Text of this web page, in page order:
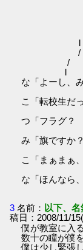
/ l
l l /`
l l_
/ l |
l |.│
/ |
/ l|
l l l
な「よーし、
こ「転校生だ
つ「フラグ？
み「旗ですか？
こ「まぁまぁ
な「ほんなら
3 名前： 以下、
稿日：2008/11/
僕が教室に入
数十の瞳が僕
僕は少し緊張